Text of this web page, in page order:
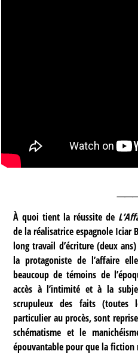
À quoi tient la réussite de
de la réalisatrice espagnole Iciar
long travail d’écriture (deux
la protagoniste de l’affaire
beaucoup de témoins de
accès à l’intimité et à la
scrupuleux des faits (toutes
particulier au procès, sont
schématisme et le
épouvantable pour que la fiction